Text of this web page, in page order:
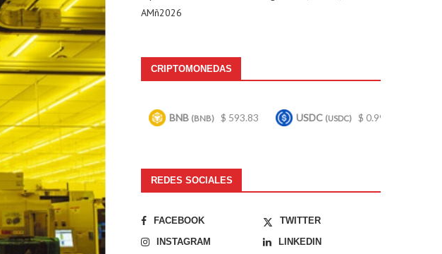
AMñ2026
CRIPTOMONEDAS
$ 0.999525 BNB $ 593.83 USDC(USDC) $ 0.999725 Bitcoin
REDES SOCIALES
FACEBOOK
TWITTER
INSTAGRAM
LINKEDIN